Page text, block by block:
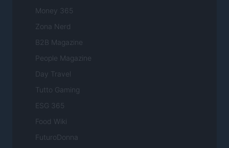
Money 365
Zona Nerd
B2B Magazine
People Magazine
Day Travel
Tutto Gaming
ESG 365
Food Wiki
FuturoDonna